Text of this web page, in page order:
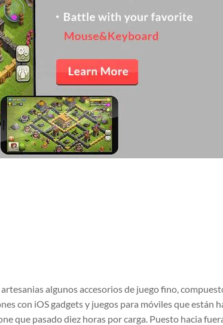
algunos accesorios de juego fino,
con iOS gadgets y juegos para móviles que están
que pasado diez horas por carga. Puesto hacia